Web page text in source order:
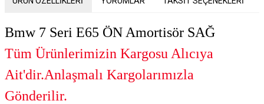
Bmw 7 Seri E65 ÖN Amortisör SAĞ
Tüm Ürünlerimizin Kargosu Alıcıya
Ait'dir.Anlaşmalı Kargolarımızla
Gönderilir.